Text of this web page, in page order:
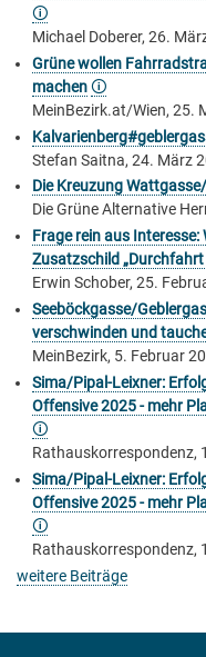
🛈
Michael Doberer, 26.
Grüne wollen
machen🛈
MeinBezirk.at/Wien, 25.
Stefan Saitna, 24. März
Die Kreuzung
Die Grüne Alternative
Frage rein aus
Zusatzschild
Erwin Schober, 25.
Seeböckgasse/
verschwinden und
MeinBezirk, 5. Februar
Sima/Pipal-Leixner:
Offensive 2025 - mehr
🛈
Rathauskorrespondenz,
Sima/Pipal-Leixner:
Offensive 2025 - mehr
🛈
Rathauskorrespondenz,
weitere Beiträge